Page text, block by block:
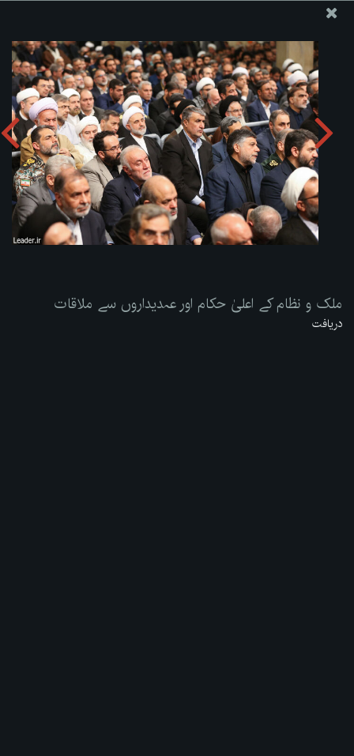
ملک و نظام کے اعلیٰ حکام اور عہدیداروں سے ملاقات
تصویری البم دریافت کریں:zip
ملک و نظام کے اعلیٰ حکام اور عہدیداروں سے ملاقات
دریافت